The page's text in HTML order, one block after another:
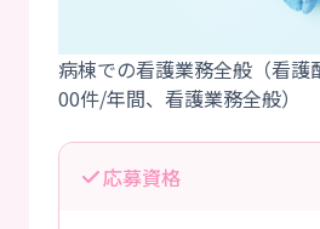
病棟での看護業務全般（看護
応募資格